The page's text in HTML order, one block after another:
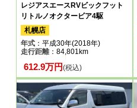
レジアスエースRVビックフット
リトルノオクタービア4駆
札幌店
年式 ：平成30年(2018年)
走行距離：84,801km
612.9万円(税込)